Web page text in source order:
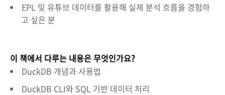
EPL 및 유튜브 데이터를 활용해 실제 분석 흐름을 경험하
고 싶은 분
이 책에서 다루는 내용은 무엇인가요?
DuckDB 개념과 사용법
DuckDB CLI와 SQL 기반 데이터 처리